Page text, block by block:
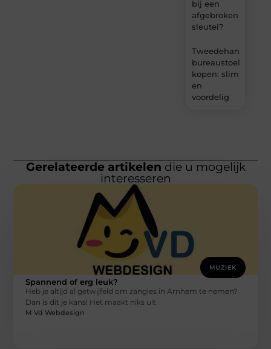
bij een
afgebroken
sleutel?
Tweedehands
bureaustoel
kopen: slim
en
voordelig
Gerelateerde artikelen die u mogelijk
interesseren
MUZIEK
Spannend of erg leuk?
Heb je altijd al getwijfeld om zangles in Arnhem te nemen?
Dan is dit je kans! Het maakt niks uit
M Vd Webdesign